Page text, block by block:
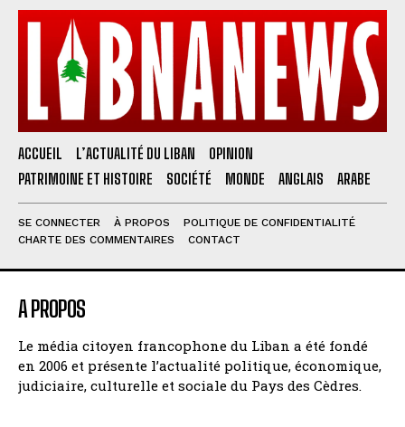
ACCUEIL L’ACTUALITÉ DU LIBAN
OPINION
PATRIMOINE ET HISTOIRE
SOCIÉTÉ MONDE ANGLAIS ARABE
SE CONNECTER À PROPOS
POLITIQUE DE CONFIDENTIALITÉ
CHARTE DES COMMENTAIRES
CONTACT
A PROPOS
Le média citoyen francophone du Liban a été fondé
en 2006 et présente l’actualité politique, économique,
judiciaire, culturelle et sociale du Pays des Cèdres.